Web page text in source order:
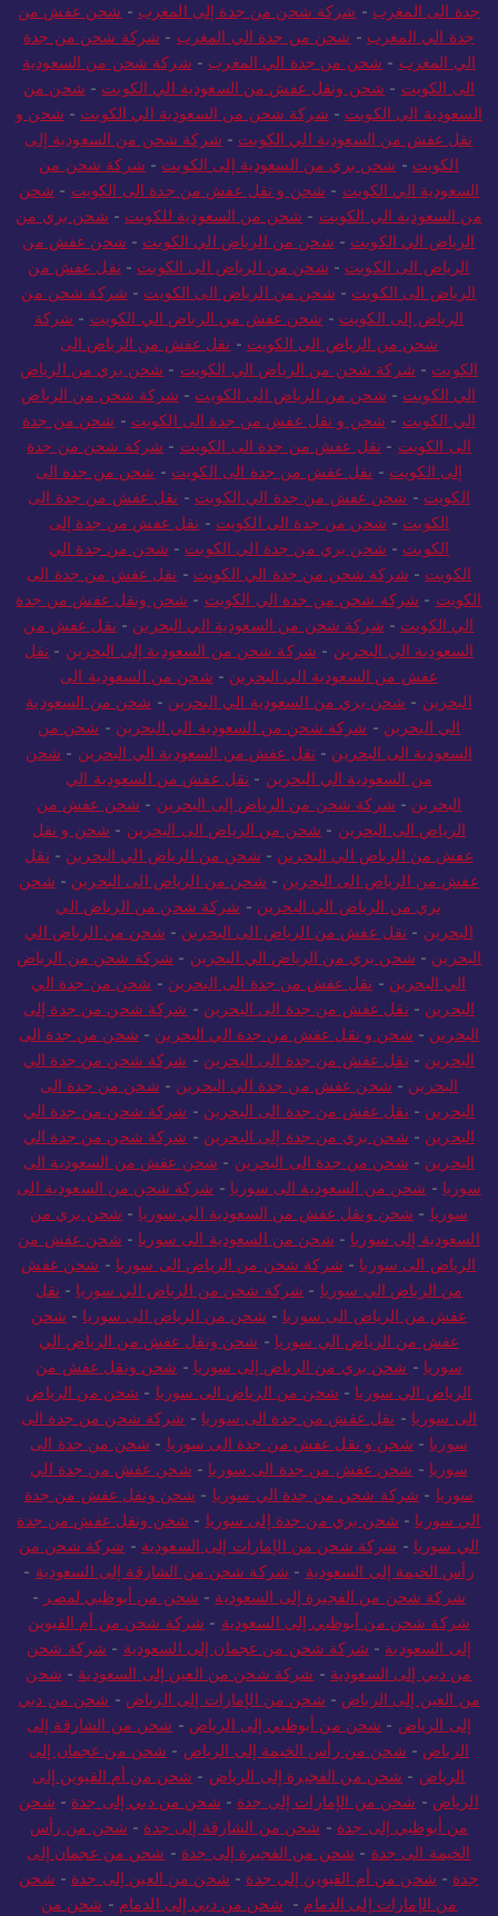
جدة الى المغرب - شركة شحن من جدة إلى المغرب - شحن عفش من
جدة الي المغرب - شحن من جدة الي المغرب - شركة شحن من جدة
الي المغرب - شحن من جدة الي المغرب - شركة شحن من السعودية
الى الكويت - شحن ونقل عفش من السعودية الي الكويت - شحن من
السعودية الى الكويت - شركة شحن من السعودية الي الكويت - شحن و
نقل عفش من السعودية الي الكويت - شركة شحن من السعودية إلى
الكويت - شحن بري من السعودية إلى الكويت - شركة شحن من
السعودية الي الكويت - شحن و نقل عفش من جدة الى الكويت - شحن
من السعودية الي الكويت - شحن من السعودية للكويت - شحن بري من
الرياض الي الكويت - شحن من الرياض الي الكويت - شحن عفش من
الرياض الى الكويت - شحن من الرياض الى الكويت - نقل عفش من
الرياض الى الكويت - شحن من الرياض الى الكويت - شركة شحن من
الرياض إلى الكويت - شحن عفش من الرياض الي الكويت - شركة
شحن من الرياض الي الكويت - نقل عفش من الرياض الى
الكويت - شركة شحن من الرياض الي الكويت - شحن بري من الرياض
الي الكويت - شحن من الرياض الى الكويت - شركة شحن من الرياض
الي الكويت - شحن و نقل عفش من جدة الى الكويت - شحن من جدة
الى الكويت - نقل عفش من جدة الى الكويت - شركة شحن من جدة
إلى الكويت - نقل عفش من جدة الى الكويت - شحن من جدة الى
الكويت - شحن عفش من جدة الي الكويت - نقل عفش من جدة الى
الكويت - شحن من جدة الى الكويت - نقل عفش من جدة إلى
الكويت - شحن بري من جدة الي الكويت - شحن من جدة الي
الكويت - شركة شحن من جدة الي الكويت - نقل عفش من جدة الى
الكويت - شركة شحن من جدة الي الكويت - شحن ونقل عفش من جدة
الي الكويت - شركة شحن من السعودية الي البحرين - نقل عفش من
السعودية الي البحرين - شركة شحن من السعودية إلى البحرين - نقل
عفش من السعودية الي البحرين - شحن من السعودية الى
البحرين - شحن بري من السعودية الي البحرين - شحن من السعودية
الي البحرين - شركة شحن من السعودية الي البحرين - شحن من
السعودية الى البحرين - نقل عفش من السعودية الي البحرين - شحن
من السعودية الي البحرين - نقل عفش من السعودية الي
البحرين - شركة شحن من الرياض إلى البحرين - شحن عفش من
الرياض الى البحرين - شحن من الرياض الى البحرين - شحن و نقل
عفش من الرياض الي البحرين - شحن من الرياض الي البحرين - نقل
عفش من الرياض الى البحرين - شحن من الرياض الى البحرين - شحن
بري من الرياض الي البحرين - شركة شحن من الرياض الي
البحرين - نقل عفش من الرياض الى البحرين - شحن من الرياض الي
البحرين - شحن بري من الرياض الي البحرين - شركة شحن من الرياض
الي البحرين - نقل عفش من جدة الى البحرين - شحن من جدة الي
البحرين - نقل عفش من جدة الى البحرين - شركة شحن من جدة إلى
البحرين - شحن و نقل عفش من جدة الي البحرين - شحن من جدة الى
البحرين - نقل عفش من جدة الى البحرين - شركة شحن من جدة الي
البحرين - شحن عفش من جدة الي البحرين - شحن من جدة الى
البحرين - نقل عفش من جدة الى البحرين - شركة شحن من جدة الي
البحرين - شحن بري من جدة إلى البحرين - شركة شحن من جدة الي
البحرين - شحن من جدة الى البحرين - شحن عفش من السعودية الى
سوريا - شحن من السعودية الى سوريا - شركة شحن من السعودية الى
سوريا - شحن ونقل عفش من السعودية الي سوريا - شحن بري من
السعودية إلى سوريا - شحن من السعودية الى سوريا - شحن عفش من
الرياض الى سوريا - شركة شحن من الرياض الى سوريا - شحن عفش
من الرياض الي سوريا - شركة شحن من الرياض الي سوريا - نقل
عفش من الرياض الى سوريا - شحن من الرياض الى سوريا - شحن
عفش من الرياض الي سوريا - شحن ونقل عفش من الرياض الي
سوريا - شحن بري من الرياض إلى سوريا - شحن ونقل عفش من
الرياض الي سوريا - شحن من الرياض الى سوريا - شحن من الرياض
الى سوريا - نقل عفش من جدة الى سوريا - شركة شحن من جدة الى
سوريا - شحن و نقل عفش من جدة الى سوريا - شحن من جدة الى
سوريا - شحن عفش من جدة الى سوريا - شحن عفش من جدة الي
سوريا - شركة شحن من جدة الي سوريا - شحن ونقل عفش من جدة
الي سوريا - شحن بري من جدة إلى سوريا - شحن ونقل عفش من جدة
الي سوريا - شركة شحن من الإمارات إلى السعودية - شركة شحن من
رأس الخيمة إلى السعودية - شركة شحن من الشارقة إلى السعودية -
شركة شحن من الفجيرة إلى السعودية - شحن من أبوظبي لمصر -
شركة شحن من أبوظبي إلى السعودية - شركة شحن من أم القيوين
إلى السعودية - شركة شحن من عجمان إلى السعودية - شركة شحن
من دبي إلى السعودية - شركة شحن من العين إلى السعودية - شحن
من العين إلى الرياض - شحن من الإمارات إلى الرياض - شحن من دبي
إلى الرياض - شحن من أبوظبي إلى الرياض - شحن من الشارقة إلى
الرياض - شحن من رأس الخيمة إلى الرياض - شحن من عجمان إلى
الرياض - شحن من الفجيرة إلى الرياض - شحن من أم القيوين إلى
الرياض - شحن من الإمارات إلى جدة - شحن من دبي إلى جدة - شحن
من أبوظبي إلى جدة - شحن من الشارقة إلى جدة - شحن من رأس
الخيمة الى جدة - شحن من الفجيرة إلى جدة - شحن من عجمان إلى
جدة - شحن من أم القيوين إلى جدة - شحن من العين إلى جدة - شحن
من الإمارات إلى الدمام - شحن من دبي إلى الدمام - شحن من